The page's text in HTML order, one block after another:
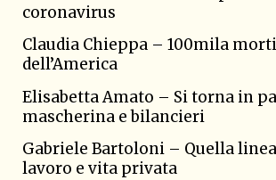
coronavirus
Claudia Chieppa – 100mila
dell’America
Elisabetta Amato – Si torna in
mascherina e bilancieri
Gabriele Bartoloni – Quella
lavoro e vita privata